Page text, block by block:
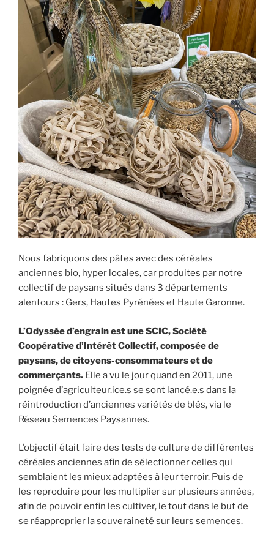
Nous fabriquons des pâtes avec des céréales
anciennes bio, hyper locales, car produites par notre
collectif de paysans situés dans 3 départements
alentours : Gers, Hautes Pyrénées et Haute Garonne.
L’Odyssée d’engrain est une SCIC, Société
Coopérative d’Intérêt Collectif, composée de
paysans, de citoyens-consommateurs et de
commerçants. Elle a vu le jour quand en 2011, une
poignée d’agriculteur.ice.s se sont lancé.e.s dans la
réintroduction d’anciennes variétés de blés, via le
Réseau Semences Paysannes.
L’objectif était faire des tests de culture de différentes
céréales anciennes afin de sélectionner celles qui
semblaient les mieux adaptées à leur terroir. Puis de
les reproduire pour les multiplier sur plusieurs années,
afin de pouvoir enfin les cultiver, le tout dans le but de
se réapproprier la souveraineté sur leurs semences.